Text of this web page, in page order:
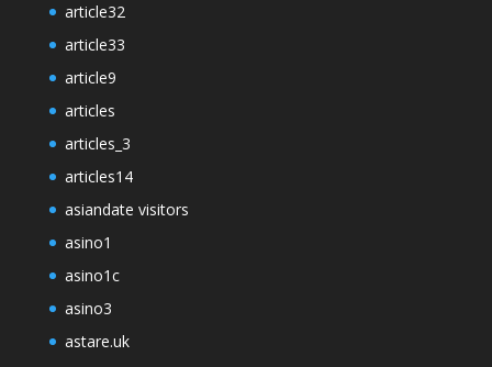
article32
article33
article9
articles
articles_3
articles14
asiandate visitors
asino1
asino1c
asino3
astare.uk